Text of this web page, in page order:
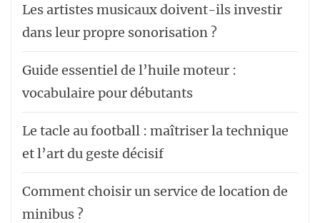
Les artistes musicaux doivent-ils investir
dans leur propre sonorisation ?
Guide essentiel de l’huile moteur :
vocabulaire pour débutants
Le tacle au football : maîtriser la technique
et l’art du geste décisif
Comment choisir un service de location de
minibus ?